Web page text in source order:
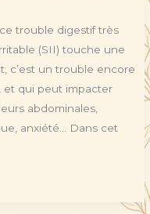
trouble digestif très
(SII) touche une
c’est un trouble encore
et qui peut impacter
abdominales,
anxiété… Dans cet